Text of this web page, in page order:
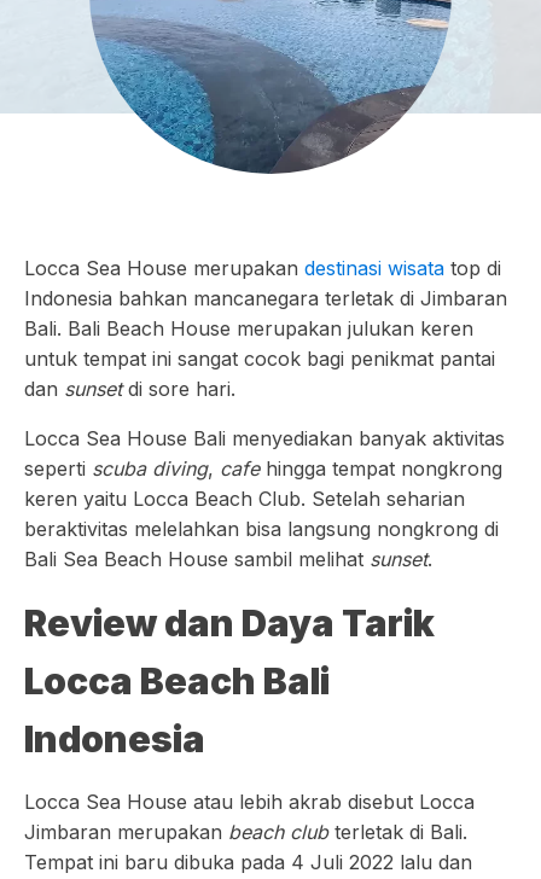
Locca Sea House merupakan destinasi wisata top di
Indonesia bahkan mancanegara terletak di Jimbaran
Bali. Bali Beach House merupakan julukan keren
untuk tempat ini sangat cocok bagi penikmat pantai
dan sunsetdi sore hari.
Locca Sea House Bali menyediakan banyak aktivitas
seperti scuba diving, cafehingga tempat nongkrong
keren yaitu Locca Beach Club. Setelah seharian
beraktivitas melelahkan bisa langsung nongkrong di
Bali Sea Beach House sambil melihat sunset.
Review dan Daya Tarik
Locca Beach Bali
Indonesia
Locca Sea House atau lebih akrab disebut Locca
Jimbaran merupakan beach clubterletak di Bali.
Tempat ini baru dibuka pada 4 Juli 2022 lalu dan